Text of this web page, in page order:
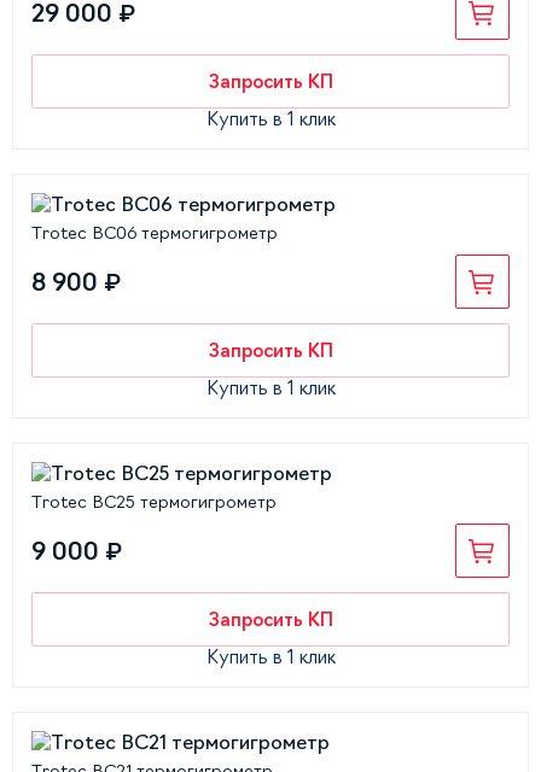
29 000 ₽
Запросить КП
Купить в 1 клик
Trotec BC06 термогигрометр
8 900 ₽
Запросить КП
Купить в 1 клик
Trotec BC25 термогигрометр
9 000 ₽
Запросить КП
Купить в 1 клик